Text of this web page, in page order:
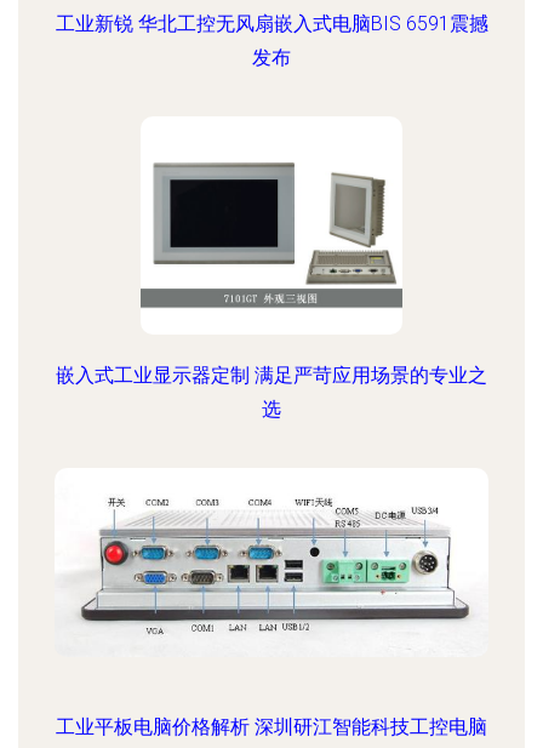
工业新锐 华北工控无风扇嵌入式电脑BIS 6591震撼
发布
嵌入式工业显示器定制 满足严苛应用场景的专业之
选
工业平板电脑价格解析 深圳研江智能科技工控电脑